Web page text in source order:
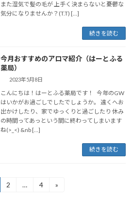
また湿気で髪の毛が 上手く決まらないと憂鬱な
気分になりませんか？(T.T) […]
続きを読む
今月おすすめのアロマ紹介（はーとふる
薬局）
2023年5月8日
こんにちは！はーとふる薬局です！ 今年のGW
はいかがお過ごしでしたでしょうか。 遠くへお
出かけしたり、家でゆっくりと過ごしたり 休み
の時間ってあっという間に終わってしまいます
ね(>_<) &nb […]
続きを読む
2 … 4 »